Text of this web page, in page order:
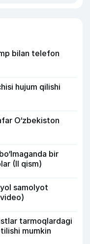
bilan telefon
hujum qilishi
O‘zbekiston
bir
(II qism)
samolyot
tarmoqlardagi
mumkin